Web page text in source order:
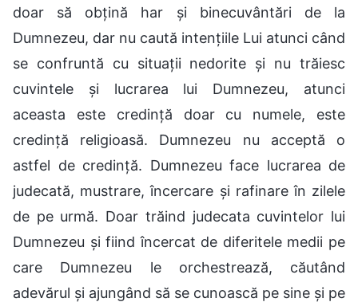
doar să obțină har și binecuvântări de la
Dumnezeu, dar nu caută intențiile Lui atunci când
se confruntă cu situații nedorite și nu trăiesc
cuvintele și lucrarea lui Dumnezeu, atunci
aceasta este credință doar cu numele, este
credință religioasă. Dumnezeu nu acceptă o
astfel de credință. Dumnezeu face lucrarea de
judecată, mustrare, încercare și rafinare în zilele
de pe urmă. Doar trăind judecata cuvintelor lui
Dumnezeu și fiind încercat de diferitele medii pe
care Dumnezeu le orchestrează, căutând
adevărul și ajungând să se cunoască pe sine și pe